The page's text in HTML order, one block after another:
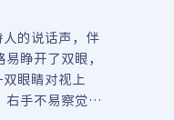
的说话声，伴
睁开了双眼，
眼睛对视上
右手不易察觉地